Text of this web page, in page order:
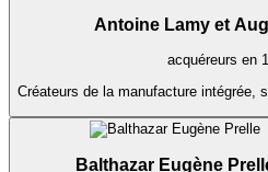
Antoine Lamy et
acquéreurs en
Créateurs de la manufacture intégrée,
Balthazar Eugène